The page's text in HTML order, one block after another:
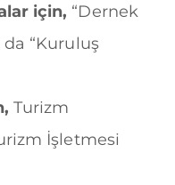
için, “Dernek
da “Kuruluş
Turizm
İşletmesi